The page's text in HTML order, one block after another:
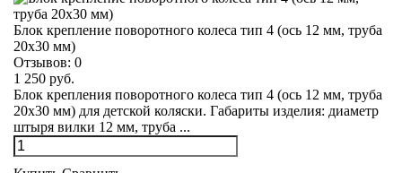
Блок крепление поворотного колеса тип 4 (ось 12 мм, труба
20х30 мм)
Отзывов: 0
1 250 руб.
Блок крепления поворотного колеса тип 4 (ось 12 мм, труба
20х30 мм) для детской коляски. Габариты изделия: диаметр
штыря вилки 12 мм, труба ...